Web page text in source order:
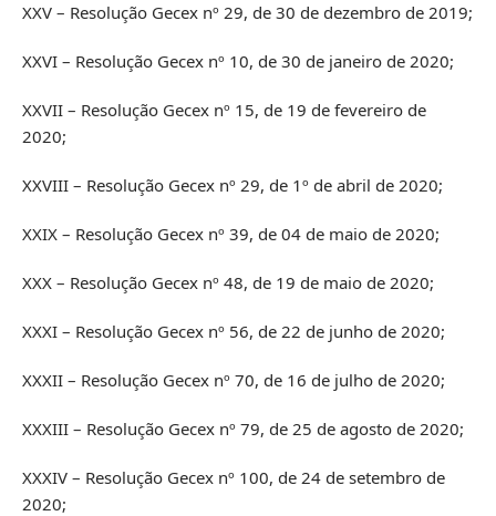
XXV – Resolução Gecex nº 29, de 30 de dezembro de 2019;
XXVI – Resolução Gecex nº 10, de 30 de janeiro de 2020;
XXVII – Resolução Gecex nº 15, de 19 de fevereiro de
2020;
XXVIII – Resolução Gecex nº 29, de 1º de abril de 2020;
XXIX – Resolução Gecex nº 39, de 04 de maio de 2020;
XXX – Resolução Gecex nº 48, de 19 de maio de 2020;
XXXI – Resolução Gecex nº 56, de 22 de junho de 2020;
XXXII – Resolução Gecex nº 70, de 16 de julho de 2020;
XXXIII – Resolução Gecex nº 79, de 25 de agosto de 2020;
XXXIV – Resolução Gecex nº 100, de 24 de setembro de
2020;